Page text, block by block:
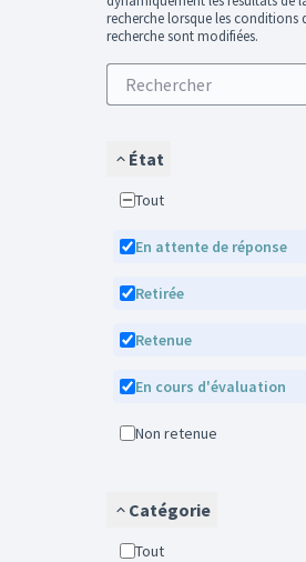
recherche lorsque les conditions
recherche sont modifiées.
État
Tout
En attente de réponse
Retirée
Retenue
En cours d'évaluation
Non retenue
Catégorie
Tout